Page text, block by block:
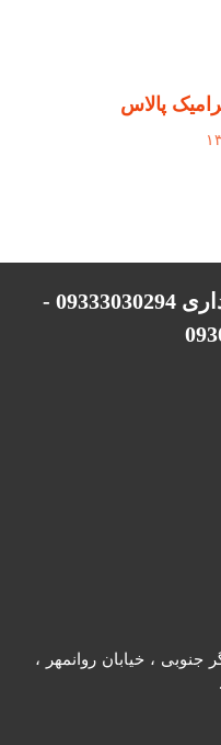
پالاس
پشتیبانی در ساعات غیر اداری 09333030294 -
جنوبی ، خیابان روانمهر ،